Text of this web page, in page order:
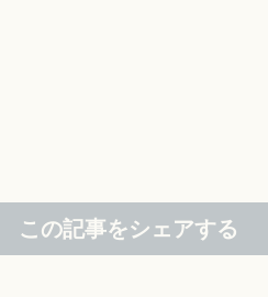
この記事をシェアする